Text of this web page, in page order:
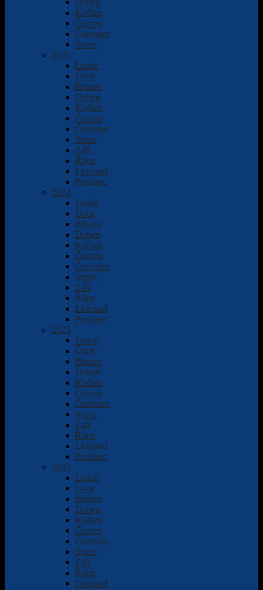
Duben
Květen
Červen
Červenec
Srpen
2025
Leden
Únor
Březen
Duben
Květen
Červen
Červenec
Srpen
Září
Říjen
Listopad
Prosinec
2024
Leden
Únor
Březen
Duben
Květen
Červen
Červenec
Srpen
Září
Říjen
Listopad
Prosinec
2023
Leden
Únor
Březen
Duben
Květen
Červen
Červenec
Srpen
Září
Říjen
Listopad
Prosinec
2022
Leden
Únor
Březen
Duben
Květen
Červen
Červenec
Srpen
Září
Říjen
Listopad